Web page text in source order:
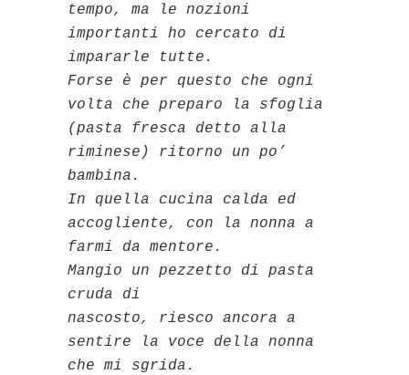
tempo, ma le nozioni
importanti ho cercato di
impararle tutte.
Forse è per questo che ogni
volta che preparo la sfoglia
(pasta fresca detto alla
riminese) ritorno un po’
bambina.
In quella cucina calda ed
accogliente, con la nonna a
farmi da mentore.
Mangio un pezzetto di pasta
cruda di
nascosto, riesco ancora a
sentire la voce della nonna
che mi sgrida.